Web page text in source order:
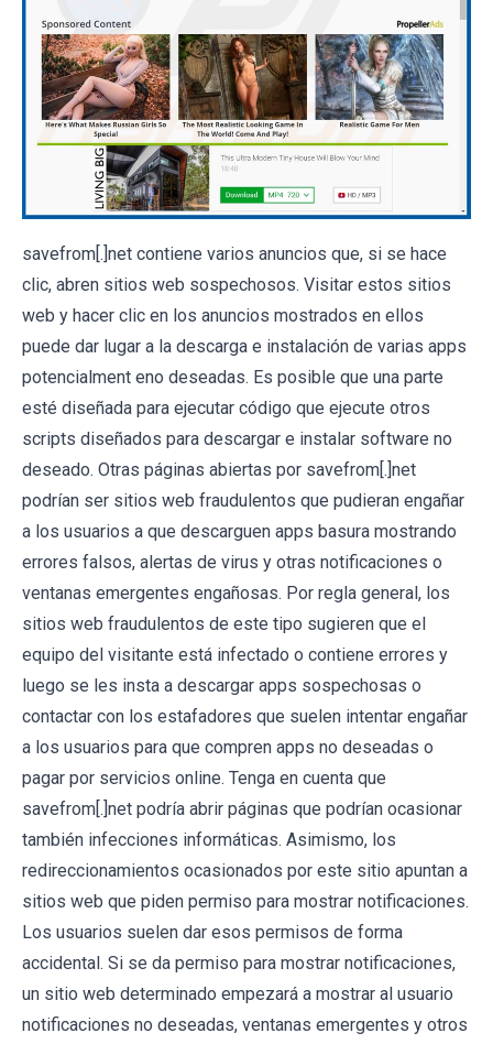
savefrom[.]net contiene varios anuncios que, si se hace
clic, abren sitios web sospechosos. Visitar estos sitios
web y hacer clic en los anuncios mostrados en ellos
puede dar lugar a la descarga e instalación de varias apps
potencialment eno deseadas. Es posible que una parte
esté diseñada para ejecutar código que ejecute otros
scripts diseñados para descargar e instalar software no
deseado. Otras páginas abiertas por savefrom[.]net
podrían ser sitios web fraudulentos que pudieran engañar
a los usuarios a que descarguen apps basura mostrando
errores falsos, alertas de virus y otras notificaciones o
ventanas emergentes engañosas. Por regla general, los
sitios web fraudulentos de este tipo sugieren que el
equipo del visitante está infectado o contiene errores y
luego se les insta a descargar apps sospechosas o
contactar con los estafadores que suelen intentar engañar
a los usuarios para que compren apps no deseadas o
pagar por servicios online. Tenga en cuenta que
savefrom[.]net podría abrir páginas que podrían ocasionar
también infecciones informáticas. Asimismo, los
redireccionamientos ocasionados por este sitio apuntan a
sitios web que piden permiso para mostrar notificaciones.
Los usuarios suelen dar esos permisos de forma
accidental. Si se da permiso para mostrar notificaciones,
un sitio web determinado empezará a mostrar al usuario
notificaciones no deseadas, ventanas emergentes y otros